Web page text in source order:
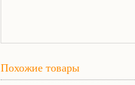
Похожие товары